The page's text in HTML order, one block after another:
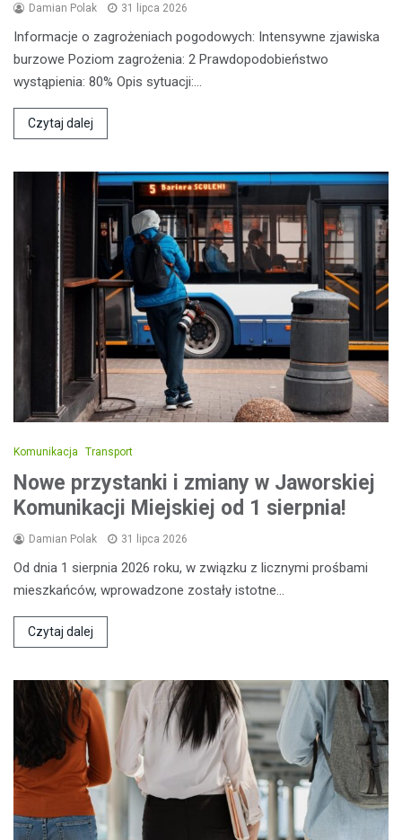
Damian Polak 31 lipca 2026
Informacje o zagrożeniach pogodowych: Intensywne zjawiska
burzowe Poziom zagrożenia: 2 Prawdopodobieństwo
wystąpienia: 80% Opis sytuacji:…
Czytaj dalej
Komunikacja Transport
Nowe przystanki i zmiany w Jaworskiej
Komunikacji Miejskiej od 1 sierpnia!
Damian Polak 31 lipca 2026
Od dnia 1 sierpnia 2026 roku, w związku z licznymi prośbami
mieszkańców, wprowadzone zostały istotne…
Czytaj dalej